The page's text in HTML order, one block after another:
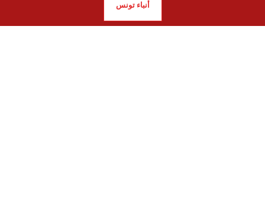
أنباء تونس